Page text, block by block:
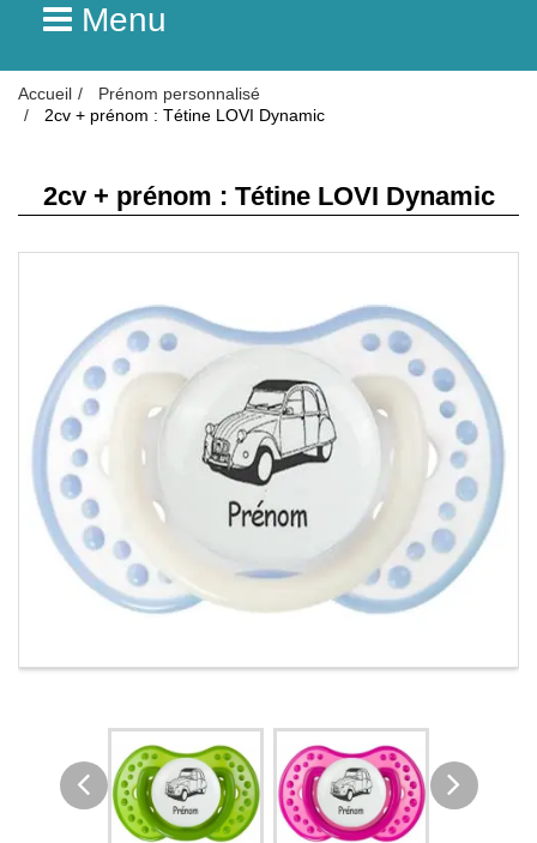
Menu
Accueil
Prénom personnalisé
2cv + prénom : Tétine LOVI Dynamic
2cv + prénom : Tétine LOVI Dynamic